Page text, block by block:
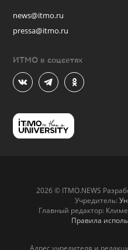
news@itmo.ru
pressa@itmo.ru
ИТМО в соцсетях
2026 © ITMO.NEWS
Учредитель:
Главный редактор:
Правила